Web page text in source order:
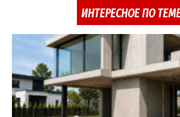
ИНТЕРЕСНОЕ ПО